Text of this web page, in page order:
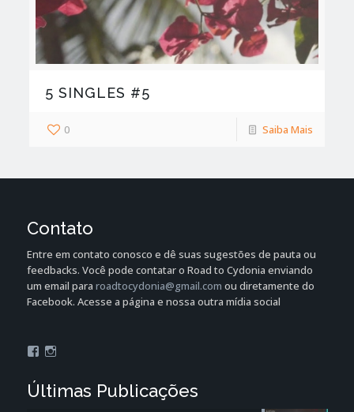
5 SINGLES #5
0 Saiba Mais
Contato
Entre em contato conosco e dê suas sugestões de pauta ou
feedbacks. Você pode contatar o Road to Cydonia enviando
um email para roadtocydonia@gmail.com ou diretamente do
Facebook. Acesse a página e nossa outra mídia social
Últimas Publicações